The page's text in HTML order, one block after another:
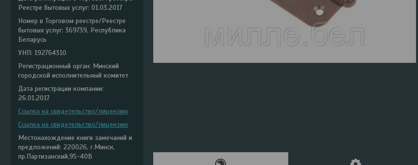
Реестре бытовых услуг: 01.03.2017
Номер в Торговом реестре/Реестре
бытовых услуг: 369739, Республика
Беларусь
УНП: 192764310
Регистрационный орган: Минский
городской исполнительный комитет
Дата регистрации компании:
26.01.2017
Ссылка на свидетельство/лицензию
Ссылка на свидетельство/лицензию
Местонахождение книги замечаний и
предложений: 220026, г.Минск,
пр.Партизанский,95-40В